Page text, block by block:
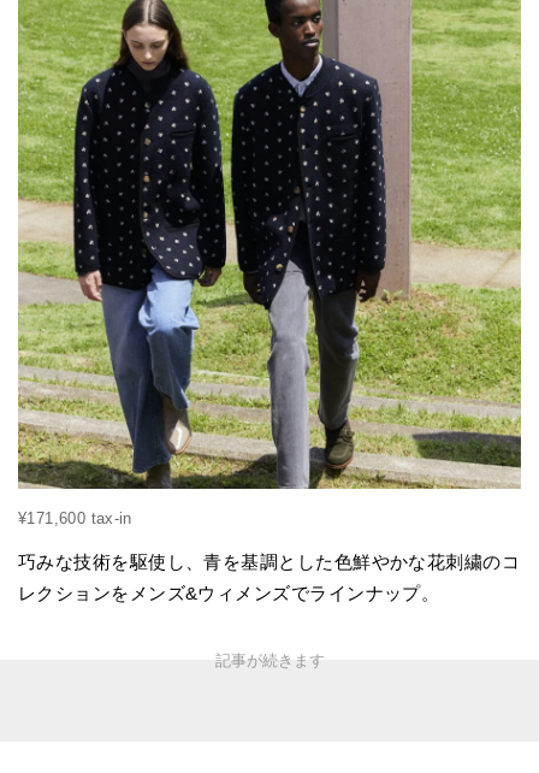
¥171,600 tax-in
巧みな技術を駆使し、⻘を基調とした色鮮やかな花刺繍のコ
レクションをメンズ&ウィメンズでラインナップ。